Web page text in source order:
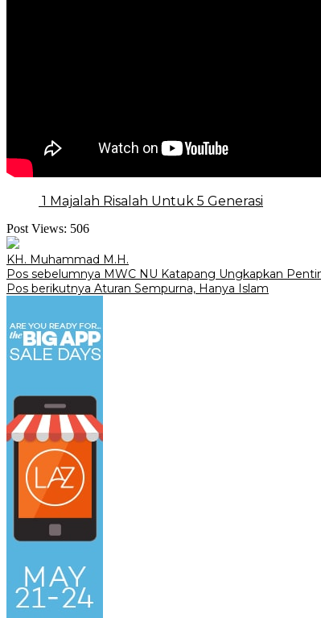
1 Majalah Risalah Untuk 5 Generasi
Post Views: 506
KH. Muhammad M.H.
Navigasi
pos
Pos sebelumnya MWC NU Katapang Ungkapkan
Pos berikutnya Aturan Sempurna, Hanya Islam